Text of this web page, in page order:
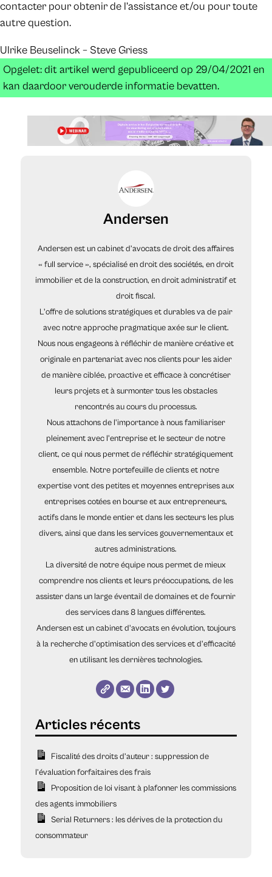
contacter pour obtenir de l’assistance et/ou pour toute
autre question.
Ulrike Beuselinck – Steve Griess
Opgelet: dit artikel werd gepubliceerd op 29/04/2021 en
kan daardoor verouderde informatie bevatten.
Andersen
Andersen est un cabinet d’avocats de droit des affaires
« full service », spécialisé en droit des sociétés, en droit
immobilier et de la construction, en droit administratif et
droit fiscal.
L'offre de solutions stratégiques et durables va de pair
avec notre approche pragmatique axée sur le client.
Nous nous engageons à réfléchir de manière créative et
originale en partenariat avec nos clients pour les aider
de manière ciblée, proactive et efficace à concrétiser
leurs projets et à surmonter tous les obstacles
rencontrés au cours du processus.
Nous attachons de l'importance à nous familiariser
pleinement avec l'entreprise et le secteur de notre
client, ce qui nous permet de réfléchir stratégiquement
ensemble. Notre portefeuille de clients et notre
expertise vont des petites et moyennes entreprises aux
entreprises cotées en bourse et aux entrepreneurs,
actifs dans le monde entier et dans les secteurs les plus
divers, ainsi que dans les services gouvernementaux et
autres administrations.
La diversité de notre équipe nous permet de mieux
comprendre nos clients et leurs préoccupations, de les
assister dans un large éventail de domaines et de fournir
des services dans 8 langues différentes.
Andersen est un cabinet d'avocats en évolution, toujours
à la recherche d'optimisation des services et d'efficacité
en utilisant les dernières technologies.
Fiscalité des droits d’auteur : suppression de
l’évaluation forfaitaires des frais
Proposition de loi visant à plafonner les commissions
des agents immobiliers
Serial Returners : les dérives de la protection du
consommateur